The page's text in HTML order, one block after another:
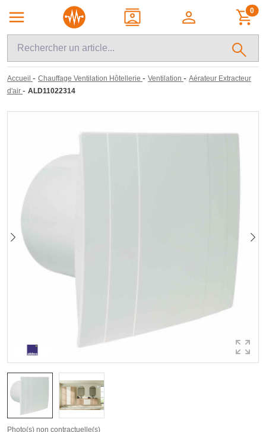
0
Accueil - Chauffage Ventilation Hôtellerie - Ventilation - Aérateur Extracteur
d'air - ALD11022314
Photo(s) non contractuelle(s)